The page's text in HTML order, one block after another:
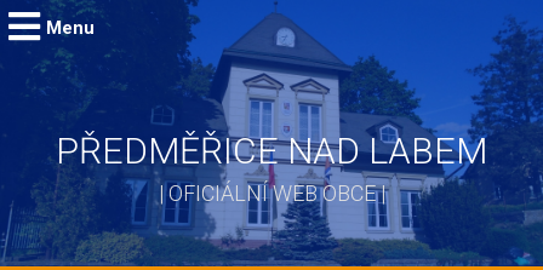
Menu
PŘEDMĚŘICE NAD LABEM
| OFICIÁLNÍ WEB OBCE |